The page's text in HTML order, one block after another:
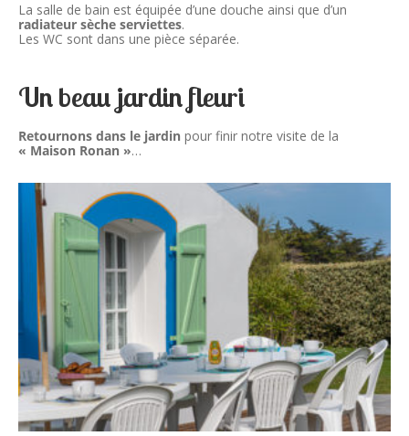
La salle de bain est équipée d’une douche ainsi que d’un
radiateur sèche serviettes.
Les WC sont dans une pièce séparée.
Un beau jardin fleuri
Retournons dans le jardin pour finir notre visite de la
« Maison Ronan »…